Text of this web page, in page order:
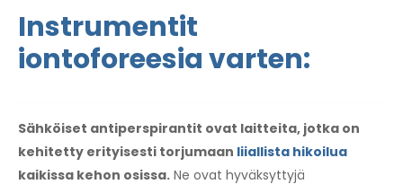
Instrumentit
iontoforeesia varten:
Sähköiset antiperspirantit ovat laitteita, jotka on
kehitetty erityisesti torjumaan liiallista hikoilua
kaikissa kehon osissa. Ne ovat hyväksyttyjä